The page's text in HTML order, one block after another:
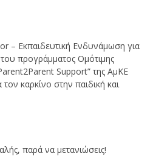
– Εκπαιδευτική Ενδυνάμωση για
προγράμματος Ομότιμης
Support” της ΑμΚΕ
καρκίνο στην παιδική και
παρά να μετανιώσεις!